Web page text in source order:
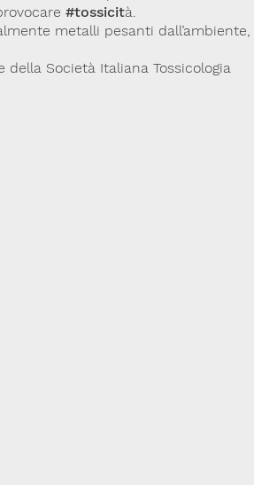
#tossicità.
metalli pesanti dall’ambiente,
della Società Italiana Tossicologia